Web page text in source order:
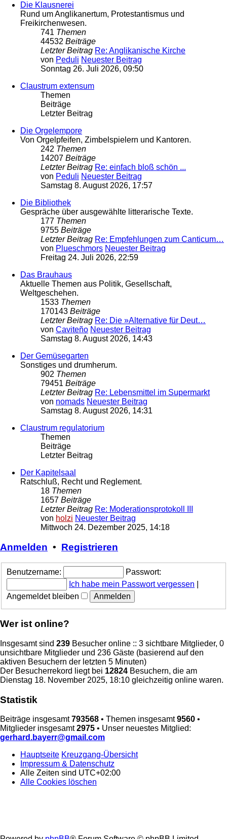
Die Klausnerei
Rund um Anglikanertum, Protestantismus und
Freikirchenwesen.
741 Themen
44532 Beiträge
Letzter Beitrag Re: Anglikanische Kirche
von Peduli Neuester Beitrag
Sonntag 26. Juli 2026, 09:50
Claustrum extensum
Themen
Beiträge
Letzter Beitrag
Die Orgelempore
Von Orgelpfeifen, Zimbelspielern und Kantoren.
242 Themen
14207 Beiträge
Letzter Beitrag Re: einfach bloß schön ...
von Peduli Neuester Beitrag
Samstag 8. August 2026, 17:57
Die Bibliothek
Gespräche über ausgewählte litterarische Texte.
177 Themen
9755 Beiträge
Letzter Beitrag Re: Empfehlungen zum Canticum…
von Plueschmors Neuester Beitrag
Freitag 24. Juli 2026, 22:59
Das Brauhaus
Aktuelle Themen aus Politik, Gesellschaft,
Weltgeschehen.
1533 Themen
170143 Beiträge
Letzter Beitrag Re: Die »Alternative für Deut…
von Caviteño Neuester Beitrag
Samstag 8. August 2026, 14:43
Der Gemüsegarten
Sonstiges und drumherum.
902 Themen
79451 Beiträge
Letzter Beitrag Re: Lebensmittel im Supermarkt
von nomads Neuester Beitrag
Samstag 8. August 2026, 14:31
Claustrum regulatorium
Themen
Beiträge
Letzter Beitrag
Der Kapitelsaal
Ratschluß, Recht und Reglement.
18 Themen
1657 Beiträge
Letzter Beitrag Re: Moderationsprotokoll III
von holzi Neuester Beitrag
Mittwoch 24. Dezember 2025, 14:18
Anmelden • Registrieren
Benutzername:
Passwort:
Ich habe mein Passwort vergessen
Angemeldet bleiben
Wer ist online?
Insgesamt sind 239 Besucher online :: 3 sichtbare Mitglieder, 0
unsichtbare Mitglieder und 236 Gäste (basierend auf den
aktiven Besuchern der letzten 5 Minuten)
Der Besucherrekord liegt bei 12824 Besuchern, die am
Dienstag 18. November 2025, 18:10 gleichzeitig online waren.
Statistik
Beiträge insgesamt793568 • Themen insgesamt9560 •
Mitglieder insgesamt2975 • Unser neuestes Mitglied:
gerhard.bayerr@gmail.com
Hauptseite Kreuzgang-Übersicht
Impressum & Datenschutz
Alle Zeiten sind UTC+02:00
Alle Cookies löschen